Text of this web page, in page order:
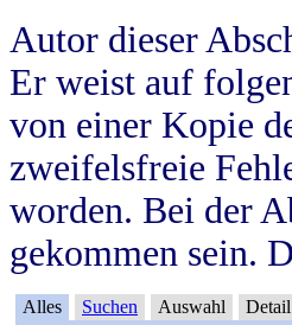
Autor dieser
Er weist auf
von einer Kopie
zweifelsfreie
worden. Bei der
gekommen sein.
Alles Suchen Auswahl Detail